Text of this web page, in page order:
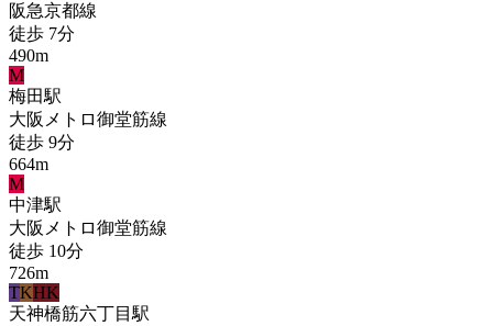
阪急京都線
徒歩 7分
490m
M
梅田駅
大阪メトロ御堂筋線
徒歩 9分
664m
M
中津駅
大阪メトロ御堂筋線
徒歩 10分
726m
TKHK
天神橋筋六丁目 駅